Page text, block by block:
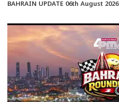
BAHRAIN UPDATE 06th August 2026